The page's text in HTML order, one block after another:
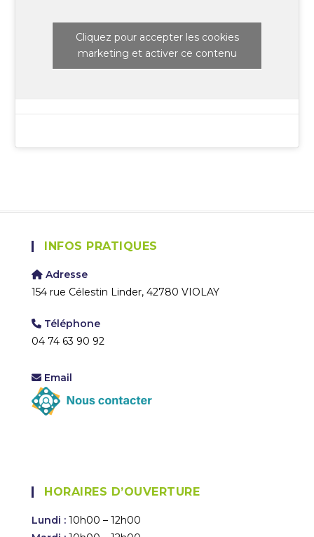
Cliquez pour accepter les cookies
marketing et activer ce contenu
INFOS PRATIQUES
Adresse
154 rue Célestin Linder, 42780 VIOLAY
Téléphone
04 74 63 90 92
Email
HORAIRES D’OUVERTURE
Lundi : 10h00 – 12h00